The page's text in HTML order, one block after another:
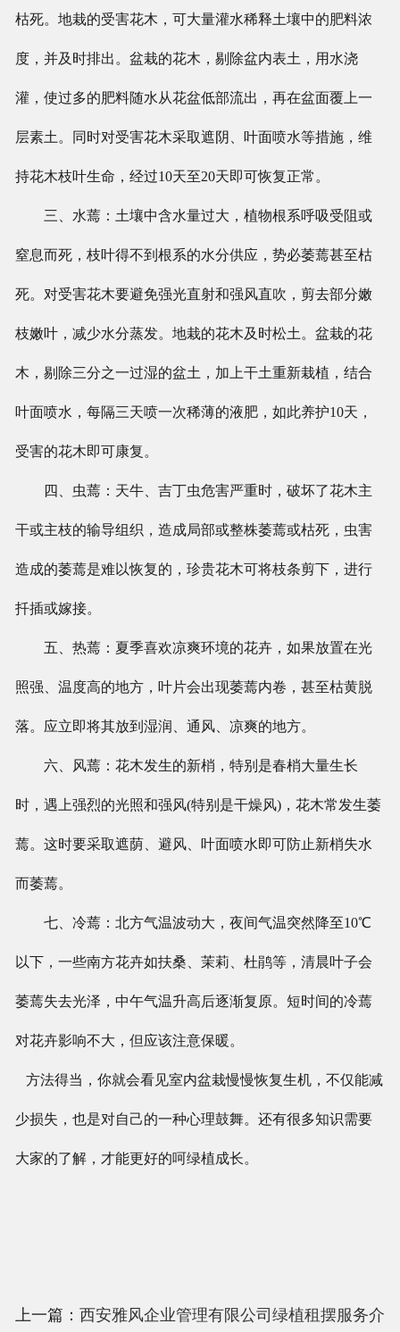
枯死。地栽的受害花木，可大量灌水稀释土壤中的肥料浓
度，并及时排出。盆栽的花木，剔除盆内表土，用水浇
灌，使过多的肥料随水从花盆低部流出，再在盆面覆上一
层素土。同时对受害花木采取遮阴、叶面喷水等措施，维
持花木枝叶生命，经过10天至20天即可恢复正常。
三、水蔫：土壤中含水量过大，植物根系呼吸受阻或
窒息而死，枝叶得不到根系的水分供应，势必萎蔫甚至枯
死。对受害花木要避免强光直射和强风直吹，剪去部分嫩
枝嫩叶，减少水分蒸发。地栽的花木及时松土。盆栽的花
木，剔除三分之一过湿的盆土，加上干土重新栽植，结合
叶面喷水，每隔三天喷一次稀薄的液肥，如此养护10天，
受害的花木即可康复。
四、虫蔫：天牛、吉丁虫危害严重时，破坏了花木主
干或主枝的输导组织，造成局部或整株萎蔫或枯死，虫害
造成的萎蔫是难以恢复的，珍贵花木可将枝条剪下，进行
扦插或嫁接。
五、热蔫：夏季喜欢凉爽环境的花卉，如果放置在光
照强、温度高的地方，叶片会出现萎蔫内卷，甚至枯黄脱
落。应立即将其放到湿润、通风、凉爽的地方。
六、风蔫：花木发生的新梢，特别是春梢大量生长
时，遇上强烈的光照和强风(特别是干燥风)，花木常发生萎
蔫。这时要采取遮荫、避风、叶面喷水即可防止新梢失水
而萎蔫。
七、冷蔫：北方气温波动大，夜间气温突然降至10℃
以下，一些南方花卉如扶桑、茉莉、杜鹃等，清晨叶子会
萎蔫失去光泽，中午气温升高后逐渐复原。短时间的冷蔫
对花卉影响不大，但应该注意保暖。
方法得当，你就会看见室内盆栽慢慢恢复生机，不仅能减
少损失，也是对自己的一种心理鼓舞。还有很多知识需要
大家的了解，才能更好的呵绿植成长。
上一篇： 西安雅风企业管理有限公司绿植租摆服务介